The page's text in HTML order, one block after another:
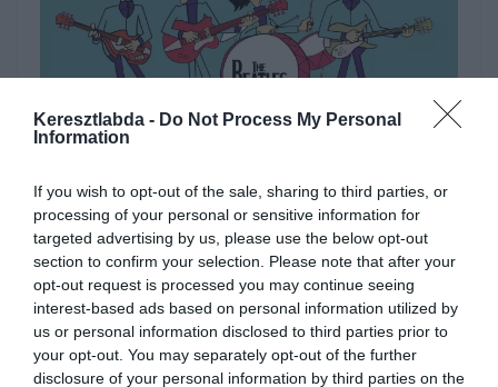
Keresztlabda - Do Not Process My Personal
Information
If you wish to opt-out of the sale, sharing to third parties, or
processing of your personal or sensitive information for
targeted advertising by us, please use the below opt-out
section to confirm your selection. Please note that after your
opt-out request is processed you may continue seeing
interest-based ads based on personal information utilized by
us or personal information disclosed to third parties prior to
your opt-out. You may separately opt-out of the further
disclosure of your personal information by third parties on the
2022.03.26. Adam
Teszteld a tudásod a nagy
Beatles kvíz segítségével! Ob-La-
Di vagy Ob-La-Da?
Ki ne hallott volna a Beatlesről? Ebben a kvízben letesztelheted,
hogy valójában mennyit tudsz az együttesről. Sok sikert és jó